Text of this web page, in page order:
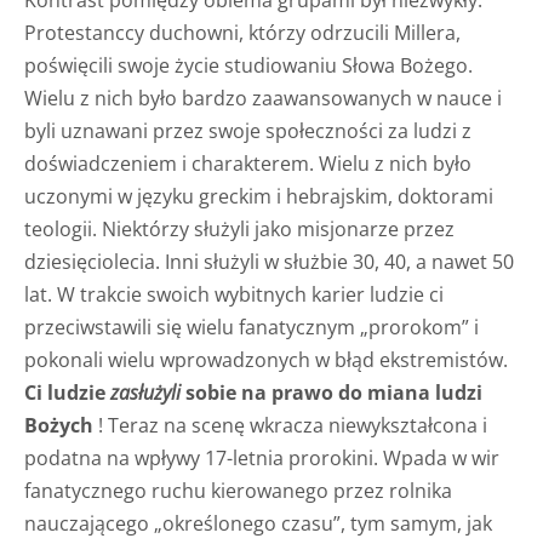
Protestanccy duchowni, którzy odrzucili Millera,
poświęcili swoje życie studiowaniu Słowa Bożego.
Wielu z nich było bardzo zaawansowanych w nauce i
byli uznawani przez swoje społeczności za ludzi z
doświadczeniem i charakterem. Wielu z nich było
uczonymi w języku greckim i hebrajskim, doktorami
teologii. Niektórzy służyli jako misjonarze przez
dziesięciolecia. Inni służyli w służbie 30, 40, a nawet 50
lat. W trakcie swoich wybitnych karier ludzie ci
przeciwstawili się wielu fanatycznym „prorokom” i
pokonali wielu wprowadzonych w błąd ekstremistów.
Ci ludziezasłużylisobie na prawo do miana ludzi
Bożych ! Teraz na scenę wkracza niewykształcona i
podatna na wpływy 17-letnia prorokini. Wpada w wir
fanatycznego ruchu kierowanego przez rolnika
nauczającego „określonego czasu”, tym samym, jak